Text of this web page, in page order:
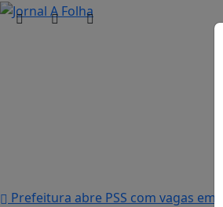
Prefeitura abre PSS com vagas em